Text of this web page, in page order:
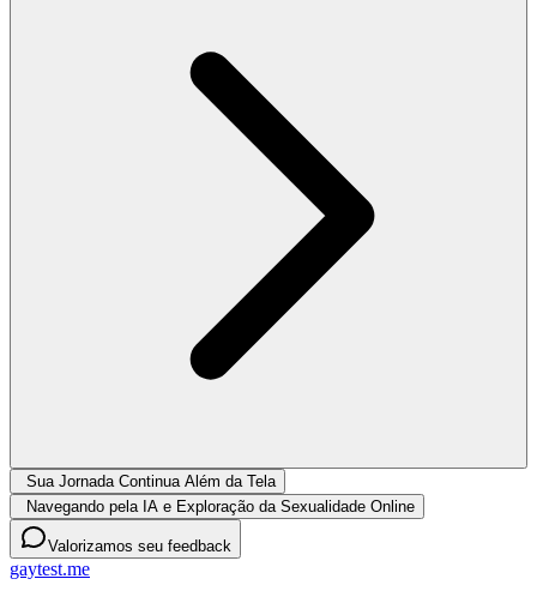
Sua Jornada Continua Além da Tela
Navegando pela IA e Exploração da Sexualidade Online
Valorizamos seu feedback
gaytest.me